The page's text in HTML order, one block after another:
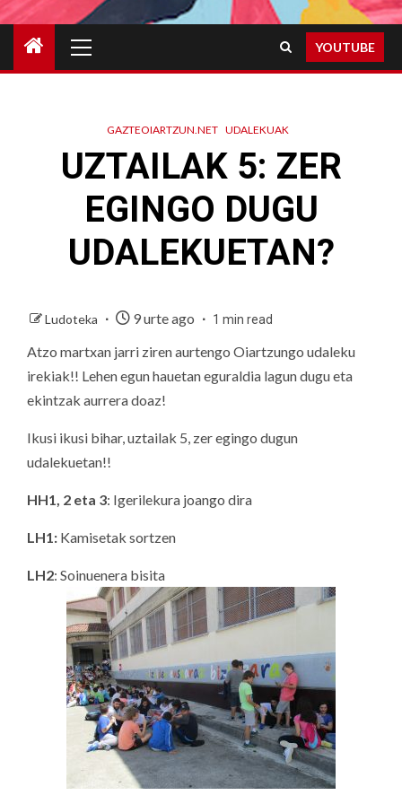
Menu
YOUTUBE
GAZTEOIARTZUN.NET UDALEKUAK
UZTAILAK 5: ZER
EGINGO DUGU
UDALEKUETAN?
Ludoteka 9 urte ago 1 min read
Atzo martxan jarri ziren aurtengo Oiartzungo udaleku
irekiak!! Lehen egun hauetan eguraldia lagun dugu eta
ekintzak aurrera doaz!
Ikusi ikusi bihar, uztailak 5, zer egingo dugun
udalekuetan!!
HH1, 2 eta 3: Igerilekura joango dira
LH1: Kamisetak sortzen
LH2: Soinuenera bisita